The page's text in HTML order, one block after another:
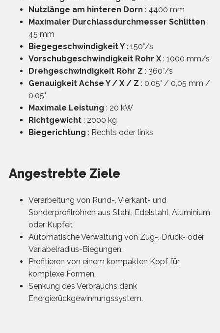
Nutzlänge am hinteren Dorn : 4400 mm
Maximaler Durchlassdurchmesser Schlitten :
45 mm
Biegegeschwindigkeit Y: 150°/s
Vorschubgeschwindigkeit Rohr X: 1000 mm/s
Drehgeschwindigkeit Rohr Z : 360°/s
Genauigkeit Achse Y / X / Z : 0,05° / 0,05 mm /
0,05°
Maximale Leistung : 20 kW
Richtgewicht: 2000 kg
Biegerichtung : Rechts oder links
Angestrebte Ziele
Verarbeitung von Rund-, Vierkant- und
Sonderprofilrohren aus Stahl, Edelstahl, Aluminium
oder Kupfer.
Automatische Verwaltung von Zug-, Druck- oder
Variabelradius-Biegungen.
Profitieren von einem kompakten Kopf für
komplexe Formen.
Senkung des Verbrauchs dank
Energierückgewinnungssystem.